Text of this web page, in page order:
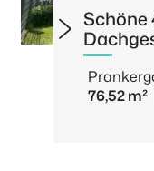
76,52 m²